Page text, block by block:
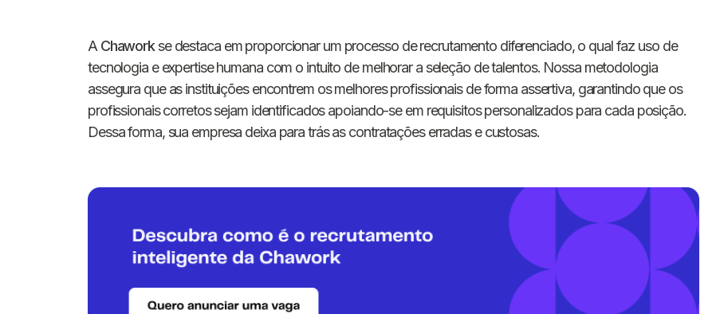
A Chaworkse destaca em proporcionar um processo de recrutamento diferenciado, o qual faz uso de
tecnologia e expertise humana com o intuito de melhorar a seleção de talentos. Nossa metodologia
assegura que as instituições encontrem os melhores profissionais de forma assertiva, garantindo que os
profissionais corretos sejam identificados apoiando-se em requisitos personalizados para cada posição.
Dessa forma, sua empresa deixa para trás as contratações erradas e custosas.